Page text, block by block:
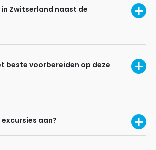
Zwitserland naast de
beste voorbereiden op deze
aan?